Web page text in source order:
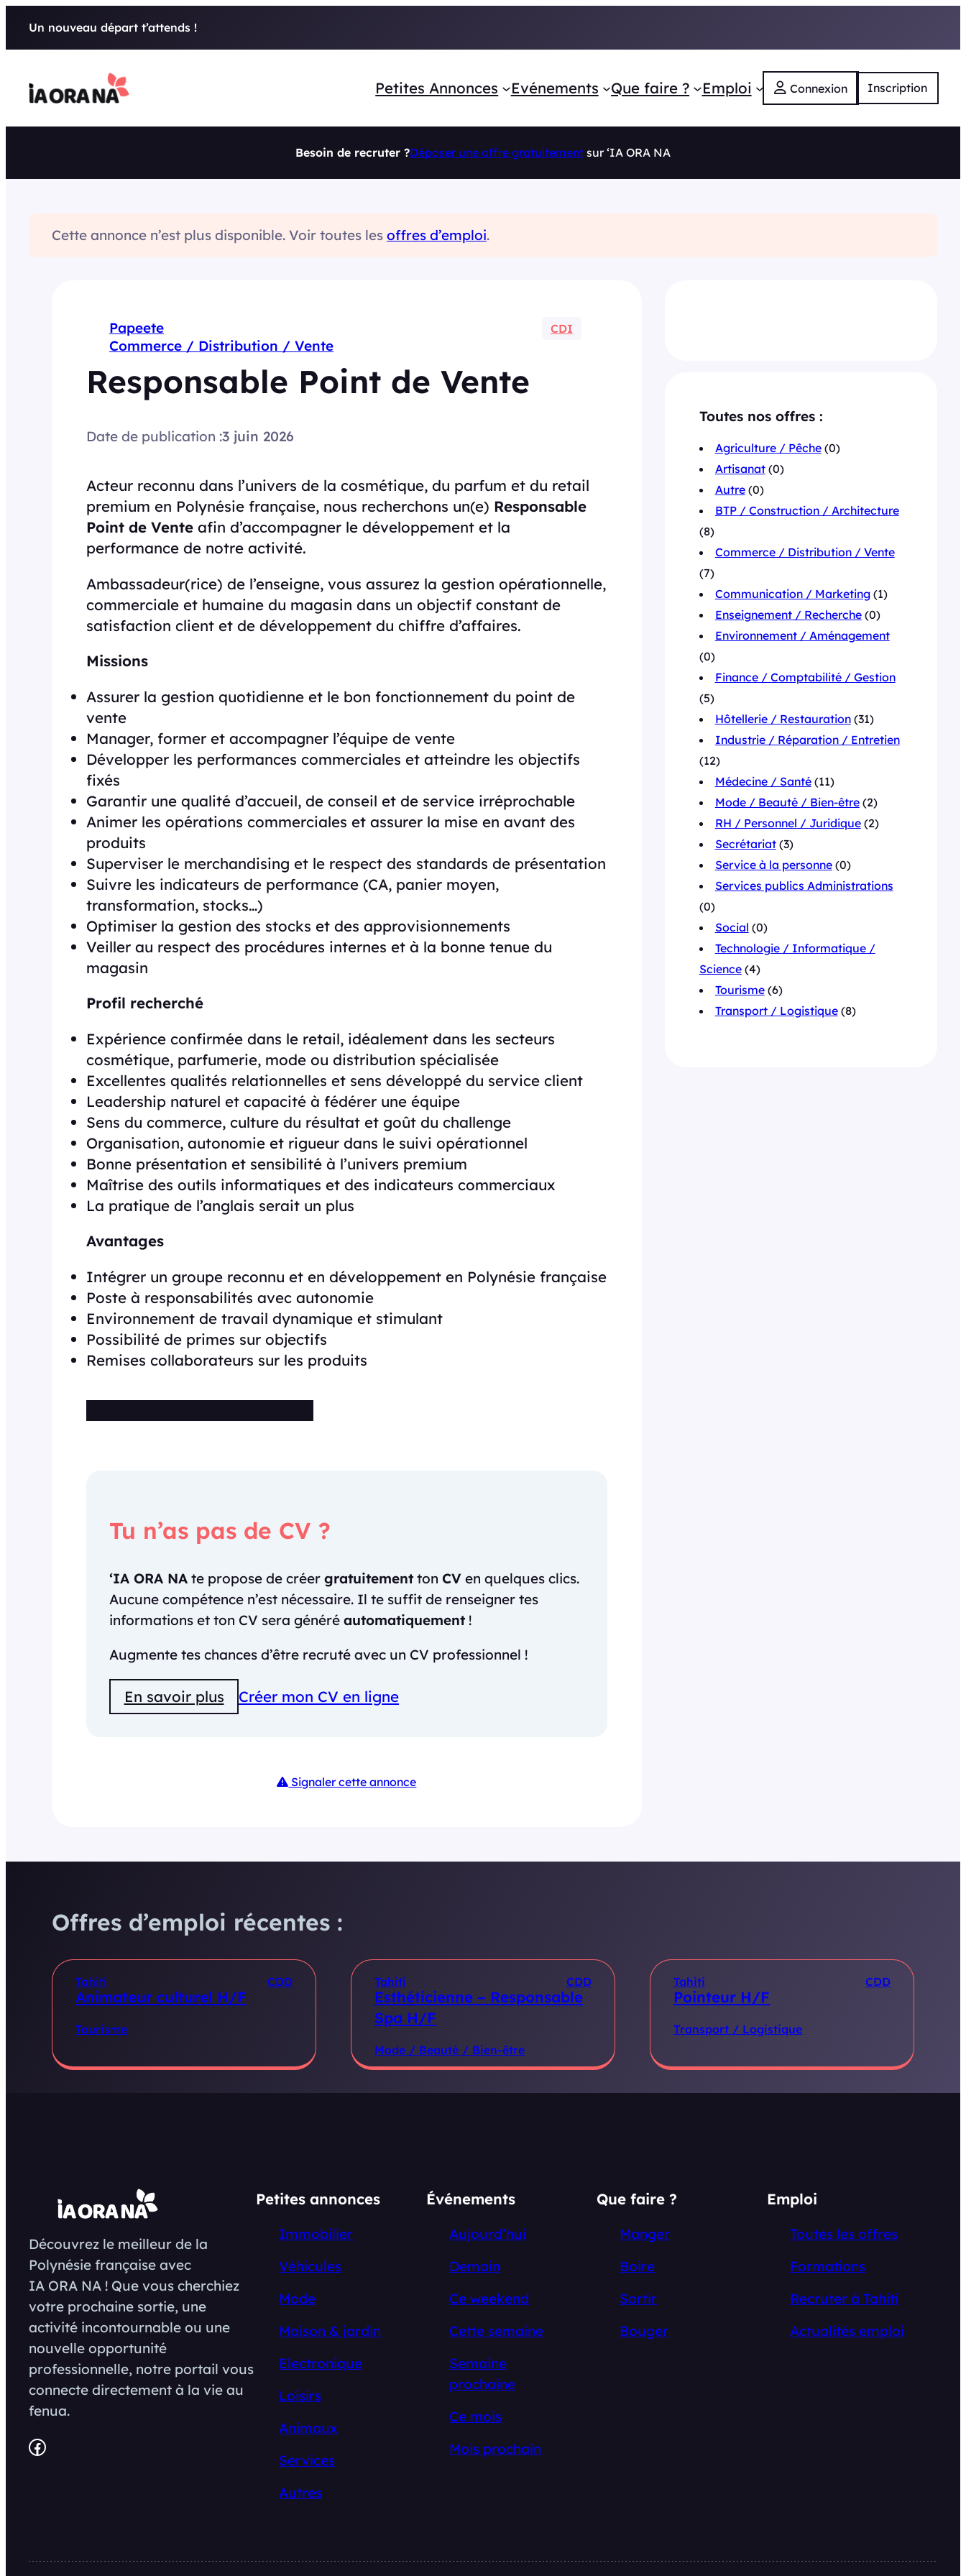
Un nouveau départ t’attends !
Petites Annonces Evénements Que faire ? Emploi Connexion Inscription
Besoin de recruter ?Déposer une offre gratuitement sur ‘IA ORA NA
Cette annonce n’est plus disponible. Voir toutes les offres d’emploi.
Papeete CDI
Commerce / Distribution / Vente
Responsable Point de Vente
Date de publication :3 juin 2026
Acteur reconnu dans l’univers de la cosmétique, du parfum et du retail
premium en Polynésie française, nous recherchons un(e) Responsable
Point de Vente afin d’accompagner le développement et la
performance de notre activité.
Ambassadeur(rice) de l’enseigne, vous assurez la gestion opérationnelle,
commerciale et humaine du magasin dans un objectif constant de
satisfaction client et de développement du chiffre d’affaires.
Missions
Assurer la gestion quotidienne et le bon fonctionnement du point de
vente
Manager, former et accompagner l’équipe de vente
Développer les performances commerciales et atteindre les objectifs
fixés
Garantir une qualité d’accueil, de conseil et de service irréprochable
Animer les opérations commerciales et assurer la mise en avant des
produits
Superviser le merchandising et le respect des standards de présentation
Suivre les indicateurs de performance (CA, panier moyen,
transformation, stocks…)
Optimiser la gestion des stocks et des approvisionnements
Veiller au respect des procédures internes et à la bonne tenue du
magasin
Profil recherché
Expérience confirmée dans le retail, idéalement dans les secteurs
cosmétique, parfumerie, mode ou distribution spécialisée
Excellentes qualités relationnelles et sens développé du service client
Leadership naturel et capacité à fédérer une équipe
Sens du commerce, culture du résultat et goût du challenge
Organisation, autonomie et rigueur dans le suivi opérationnel
Bonne présentation et sensibilité à l’univers premium
Maîtrise des outils informatiques et des indicateurs commerciaux
La pratique de l’anglais serait un plus
Avantages
Intégrer un groupe reconnu et en développement en Polynésie française
Poste à responsabilités avec autonomie
Environnement de travail dynamique et stimulant
Possibilité de primes sur objectifs
Remises collaborateurs sur les produits
Tu n’as pas de CV ?
‘IA ORA NA te propose de créer gratuitement ton CV en quelques clics.
Aucune compétence n’est nécessaire. Il te suffit de renseigner tes
informations et ton CV sera généré automatiquement !
Augmente tes chances d’être recruté avec un CV professionnel !
En savoir plus Créer mon CV en ligne
Signaler cette annonce
Toutes nos offres :
Agriculture / Pêche(0)
Artisanat(0)
Autre(0)
BTP / Construction / Architecture
(8)
Commerce / Distribution / Vente
(7)
Communication / Marketing(1)
Enseignement / Recherche(0)
Environnement / Aménagement
(0)
Finance / Comptabilité / Gestion
(5)
Hôtellerie / Restauration(31)
Industrie / Réparation / Entretien
(12)
Médecine / Santé(11)
Mode / Beauté / Bien-être(2)
RH / Personnel / Juridique(2)
Secrétariat(3)
Service à la personne(0)
Services publics Administrations
(0)
Social (0)
Technologie / Informatique /
Science(4)
Tourisme(6)
Transport / Logistique(8)
Offres d’emploi récentes :
Tahiti CDD
Animateur culturel H/F
Tourisme
Tahiti CDD
Esthéticienne – Responsable
Spa H/F
Mode / Beauté / Bien-être
Tahiti CDD
Pointeur H/F
Transport / Logistique
Découvrez le meilleur de la
Polynésie française avec
IA ORA NA ! Que vous cherchiez
votre prochaine sortie, une
activité incontournable ou une
nouvelle opportunité
professionnelle, notre portail vous
connecte directement à la vie au
fenua.
Facebook
Petites annonces
Immobilier
Véhicules
Mode
Maison & jardin
Electronique
Loisirs
Animaux
Services
Autres
Événements
Aujourd’hui
Demain
Ce weekend
Cette semaine
Semaine
prochaine
Ce mois
Mois prochain
Que faire ?
Manger
Boire
Sortir
Bouger
Emploi
Toutes les offres
Formations
Recruter à Tahiti
Actualités emploi